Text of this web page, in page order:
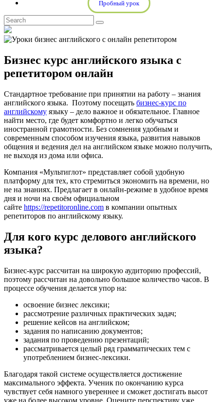
Пробный урок
Бизнес курс английского языка с
репетитором онлайн
Стандартное требование при принятии на работу – знания
английского языка. Поэтому посещать бизнес-курс по
английскому языку – дело важное и обязательное. Главное
найти место, где будет комфортно и легко обучаться
иностранной грамотности. Без сомнения удобным и
современным способом изучения языка, развития навыков
общения и ведения дел на английском языке можно получить,
не выходя из дома или офиса.
Компания «Мультиглот» представляет собой удобную
платформу для тех, кто стремиться экономить на времени, но
не на знаниях. Предлагает в онлайн-режиме в удобное время
дня и ночи на своём официальном
сайте https://repetitoronline.com в компании опытных
репетиторов по английскому языку.
Для кого курс делового английского
языка?
Бизнес-курс рассчитан на широкую аудиторию профессий,
поэтому рассчитан на довольно большое количество часов. В
процессе обучения делается упор на:
освоение бизнес лексики;
рассмотрение различных практических задач;
решение кейсов на английском;
задания по написанию документов;
задания по проведению презентаций;
рассматривается целый ряд грамматических тем с
употреблением бизнес-лексики.
Благодаря такой системе осуществляется достижение
максимального эффекта. Ученик по окончанию курса
чувствует себя намного увереннее и сможет достигать высот
уже на более высоком уровне. Оцените перспективу уже